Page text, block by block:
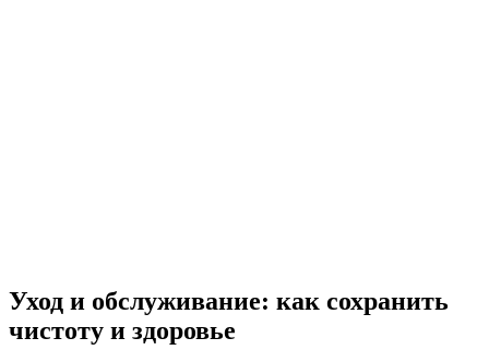
Уход и обслуживание: как сохранить
чистоту и здоровье